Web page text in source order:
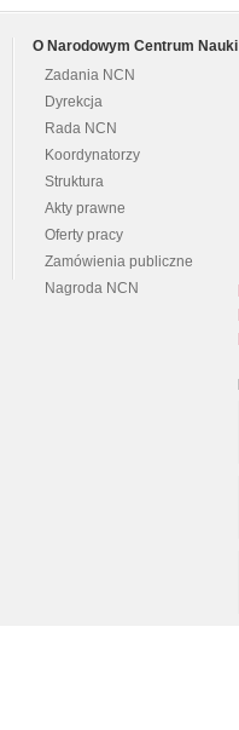
O Narodowym Centrum Nauki
Zadania NCN
Dyrekcja
Rada NCN
Koordynatorzy
Struktura
Akty prawne
Oferty pracy
Zamówienia publiczne
Nagroda NCN